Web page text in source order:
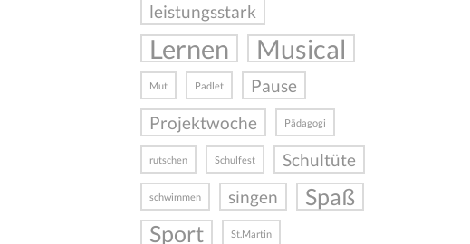
leistungsstark
Lernen Musical
Mut Padlet
Pause
Projektwoche
Pädagogi
rutschen Schulfest Schultüte
schwimmen singen
Spaß
Sport
St.Martin